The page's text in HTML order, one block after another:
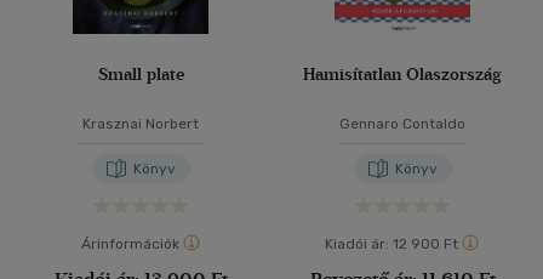
Small plate
Krasznai Norbert
Könyv
Árinformációk
Hamisítatlan Olaszország
Gennaro Contaldo
Könyv
Kiadói ár: 12 900 Ft